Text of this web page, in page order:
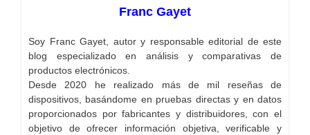
Franc Gayet
Soy Franc Gayet, autor y responsable editorial de este
blog especializado en análisis y comparativas de
productos electrónicos.
Desde 2020 he realizado más de mil reseñas de
dispositivos, basándome en pruebas directas y en datos
proporcionados por fabricantes y distribuidores, con el
objetivo de ofrecer información objetiva, verificable y